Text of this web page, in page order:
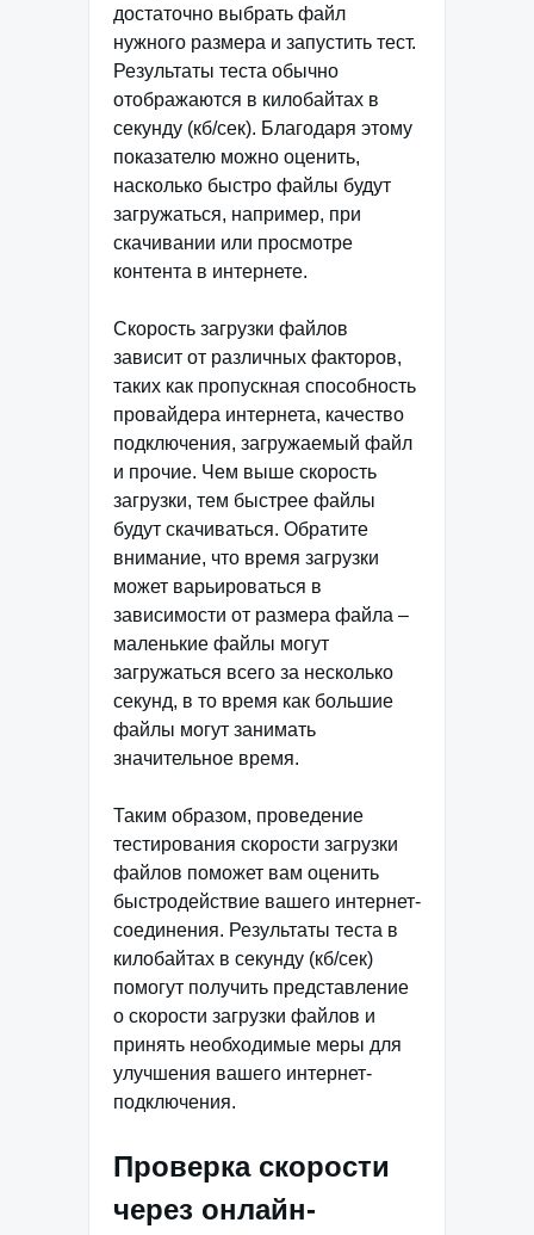
достаточно выбрать файл
нужного размера и запустить тест.
Результаты теста обычно
отображаются в килобайтах в
секунду (кб/сек). Благодаря этому
показателю можно оценить,
насколько быстро файлы будут
загружаться, например, при
скачивании или просмотре
контента в интернете.
Скорость загрузки файлов
зависит от различных факторов,
таких как пропускная способность
провайдера интернета, качество
подключения, загружаемый файл
и прочие. Чем выше скорость
загрузки, тем быстрее файлы
будут скачиваться. Обратите
внимание, что время загрузки
может варьироваться в
зависимости от размера файла –
маленькие файлы могут
загружаться всего за несколько
секунд, в то время как большие
файлы могут занимать
значительное время.
Таким образом, проведение
тестирования скорости загрузки
файлов поможет вам оценить
быстродействие вашего интернет-
соединения. Результаты теста в
килобайтах в секунду (кб/сек)
помогут получить представление
о скорости загрузки файлов и
принять необходимые меры для
улучшения вашего интернет-
подключения.
Проверка скорости
через онлайн-